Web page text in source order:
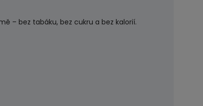
– bez tabáku, bez cukru a bez kalorií.